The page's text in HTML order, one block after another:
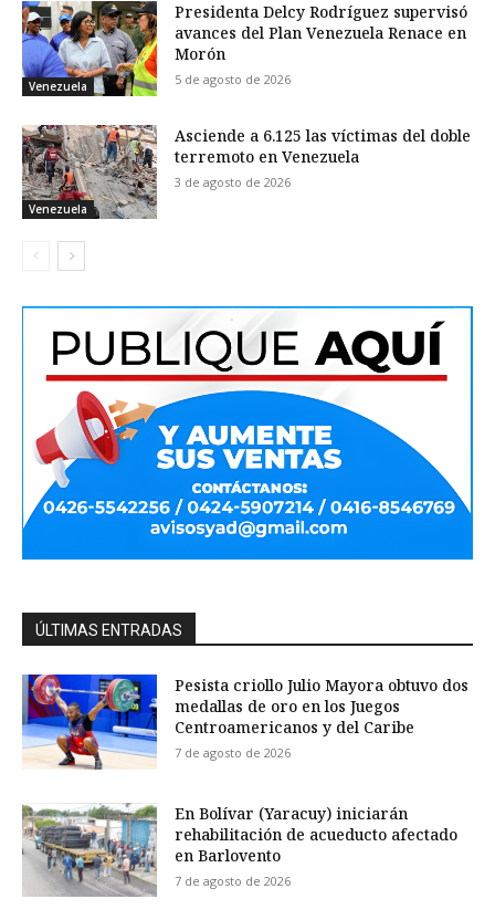
Venezuela
Presidenta Delcy Rodríguez supervisó
avances del Plan Venezuela Renace en
Morón
5 de agosto de 2026
Venezuela
Asciende a 6.125 las víctimas del doble
terremoto en Venezuela
3 de agosto de 2026
ÚLTIMAS ENTRADAS
Pesista criollo Julio Mayora obtuvo dos
medallas de oro en los Juegos
Centroamericanos y del Caribe
7 de agosto de 2026
En Bolívar (Yaracuy) iniciarán
rehabilitación de acueducto afectado
en Barlovento
7 de agosto de 2026